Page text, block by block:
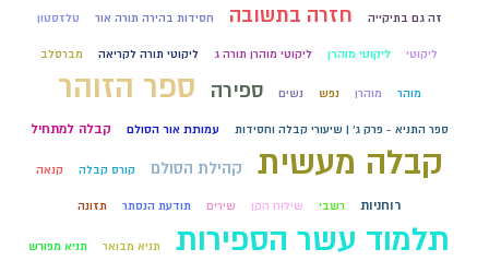
זה גם בתיקייה חזרה בתשובה חסידות בהירה תורה אור טלזסטון
ליקוטי ליקוטי מוהרן ליקוטי מוהרן תורה ג ליקוטי תורה לקריאה מברסלב
מוהר מוהרן נפש נשים ספירה ספר הזוהר
ספר התניא - פרק ג' | שיעורי קבלה וחסידות עמותת אור הסולם קבלה למתחיל
קבלה מעשית קהילת הסולם קורס קבלה קנאה
רוחניות רשבי שילוח הקן שירים תודעת הנסתר תזונה
תלמוד עשר הספירות תניא מבואר תניא מפורש